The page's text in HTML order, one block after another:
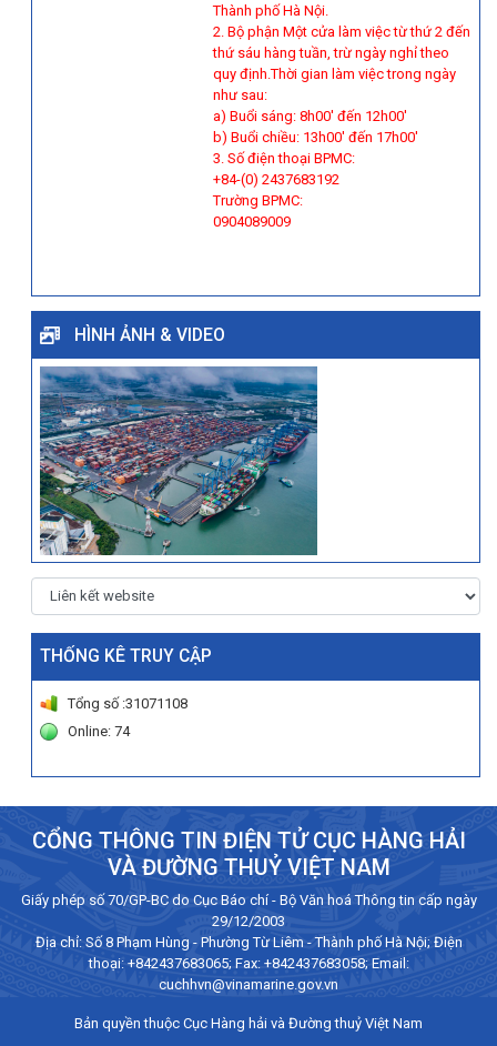
Thành phố Hà Nội.
2. Bộ phận Một cửa làm việc từ thứ 2 đến
thứ sáu hàng tuần, trừ ngày nghỉ theo
quy định.Thời gian làm việc trong ngày
như sau:
a) Buổi sáng: 8h00' đến 12h00'
b) Buổi chiều: 13h00' đến 17h00'
3. Số điện thoại BPMC:
+84-(0) 2437683192
Trường BPMC:
0904089009
HÌNH ẢNH & VIDEO
THỐNG KÊ TRUY CẬP
Tổng số :31071108
Online: 74
CỔNG THÔNG TIN ĐIỆN TỬ CỤC HÀNG HẢI
VÀ ĐƯỜNG THUỶ VIỆT NAM
Giấy phép số 70/GP-BC do Cục Báo chí - Bộ Văn hoá Thông tin cấp ngày
29/12/2003
Địa chỉ: Số 8 Phạm Hùng - Phường Từ Liêm - Thành phố Hà Nội; Điện
thoại: +842437683065; Fax: +842437683058; Email:
cuchhvn@vinamarine.gov.vn
Bản quyền thuộc Cục Hàng hải và Đường thuỷ Việt Nam